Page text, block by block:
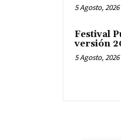
5 Agosto, 2026
Festival
versión
5 Agosto, 2026